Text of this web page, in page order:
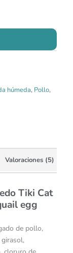
húmeda, Pollo,
Valoraciones (5)
Tiki Cat
egg
de pollo,